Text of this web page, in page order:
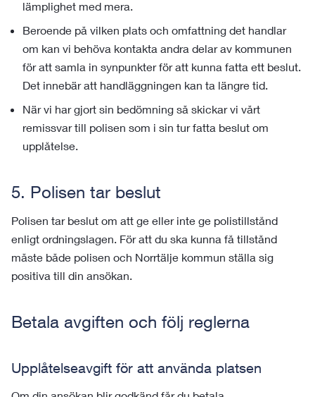
lämplighet med mera.
Beroende på vilken plats och omfattning det handlar
om kan vi behöva kontakta andra delar av kommunen
för att samla in synpunkter för att kunna fatta ett beslut.
Det innebär att handläggningen kan ta längre tid.
När vi har gjort sin bedömning så skickar vi vårt
remissvar till polisen som i sin tur fatta beslut om
upplåtelse.
5. Polisen tar beslut
Polisen tar beslut om att ge eller inte ge polistillstånd
enligt ordningslagen. För att du ska kunna få tillstånd
måste både polisen och Norrtälje kommun ställa sig
positiva till din ansökan.
Betala avgiften och följ reglerna
Upplåtelseavgift för att använda platsen